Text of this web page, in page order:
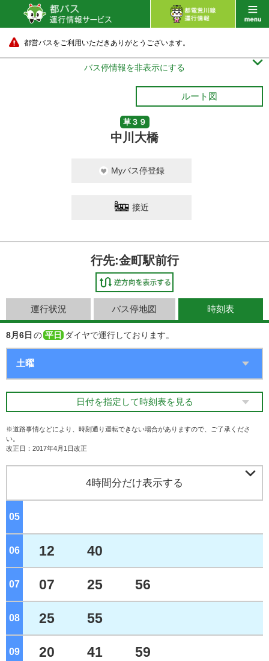
都営バスをご利用いただきありがとうございます。
バス停情報を非表示にする 
ルート図
草３９
中川大橋
Myバス停登録
接近
行先:金町駅前行
運行状況 バス停地図 時刻表
8月6日 の 平日 ダイヤで運行しております。
日付を指定して時刻表を見る
※道路事情などにより、時刻通り運転できない場合がありますので、ご了承くださ
い。
改正日：2017年4月1日改正
4時間分だけ表示する 
05
06 12 40
07 07 25 56
08 25 55
09 20 41 59